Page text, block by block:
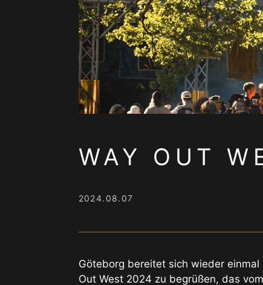
WAY OUT
2024.08.07
Göteborg bereitet sich wieder
Out West 2024 zu begrüßen, das